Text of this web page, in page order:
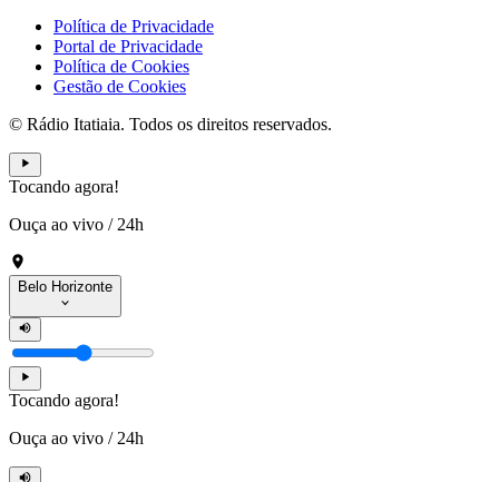
Política de Privacidade
Portal de Privacidade
Política de Cookies
Gestão de Cookies
© Rádio Itatiaia. Todos os direitos reservados.
Tocando agora!
Ouça ao vivo / 24h
Belo Horizonte
Tocando agora!
Ouça ao vivo / 24h